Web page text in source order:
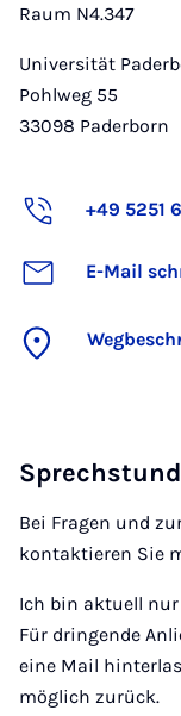
Raum N4.347
Universität
Pohlweg 55
33098 Paderborn
+49 5251
E-Mail
Bei Fragen und
kontaktieren Sie
Ich bin aktuell nur
Für dringende
eine Mail
möglich zurück.